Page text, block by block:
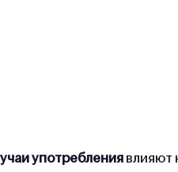
употреблениявлияют